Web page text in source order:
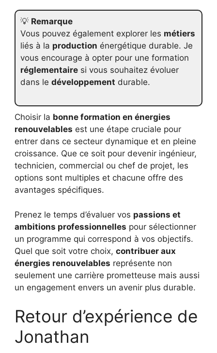
💡 Remarque
Vous pouvez également explorer les métiers
liés à la production énergétique durable. Je
vous encourage à opter pour une formation
réglementaire si vous souhaitez évoluer
dans le développement durable.
Choisir la bonne formation en énergies
renouvelables est une étape cruciale pour
entrer dans ce secteur dynamique et en pleine
croissance. Que ce soit pour devenir ingénieur,
technicien, commercial ou chef de projet, les
options sont multiples et chacune offre des
avantages spécifiques.
Prenez le temps d’évaluer vos passions et
ambitions professionnelles pour sélectionner
un programme qui correspond à vos objectifs.
Quel que soit votre choix, contribuer aux
énergies renouvelables représente non
seulement une carrière prometteuse mais aussi
un engagement envers un avenir plus durable.
Retour d’expérience de
Jonathan